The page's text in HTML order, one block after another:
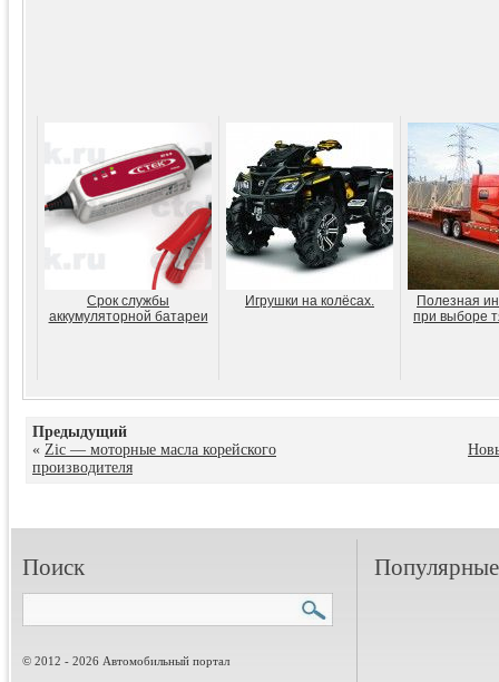
Срок службы
аккумуляторной батареи
Игрушки на колёсах.
Полезная
при выборе
Предыдущий
« Zic — моторные масла корейского
производителя
Поиск
© 2012 - 2026 Автомобильный портал
Популярные